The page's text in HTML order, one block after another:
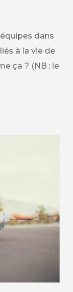
dans
à la vie de
ça ? (NB : le